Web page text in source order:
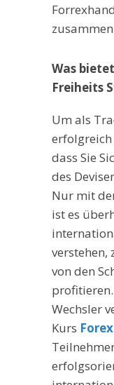
Was
Freiheits
Um als
erfolgreich
dass Sie
des
Nur mit
ist es
verstehen,
von den
Wechsler
Kurs